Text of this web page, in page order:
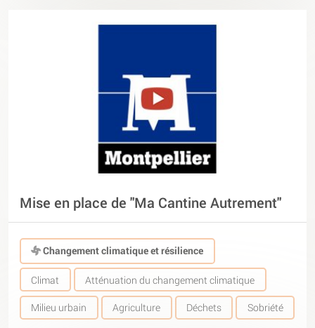
Mise en place de "Ma Cantine Autrement"
Changement climatique et résilience
Climat Atténuation du changement climatique
Milieu urbain Agriculture Déchets Sobriété